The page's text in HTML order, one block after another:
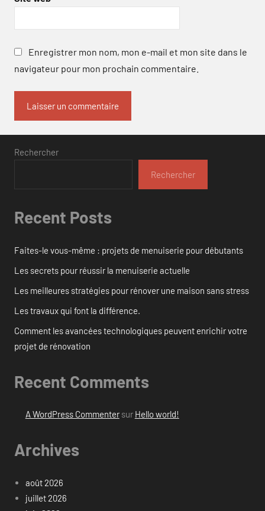
Enregistrer mon nom, mon e-mail et mon site dans le
navigateur pour mon prochain commentaire.
Rechercher
Rechercher
Recent Posts
Faites-le vous-même : projets de menuiserie pour débutants
Les secrets pour réussir la menuiserie actuelle
Les meilleures stratégies pour rénover une maison sans stress
Les travaux qui font la différence.
Comment les avancées technologiques peuvent enrichir votre
projet de rénovation
Recent Comments
A WordPress Commentersur Hello world!
Archives
août 2026
juillet 2026